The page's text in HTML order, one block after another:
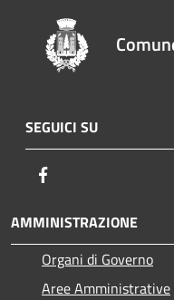
SEGUICI SU
AMMINISTRAZIONE
Organi di Governo
Aree Amministrative